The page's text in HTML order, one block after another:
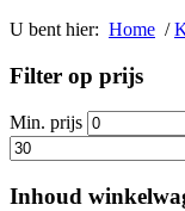
U bent hier: Home /
Filter op prijs
Min. prijs
Inhoud